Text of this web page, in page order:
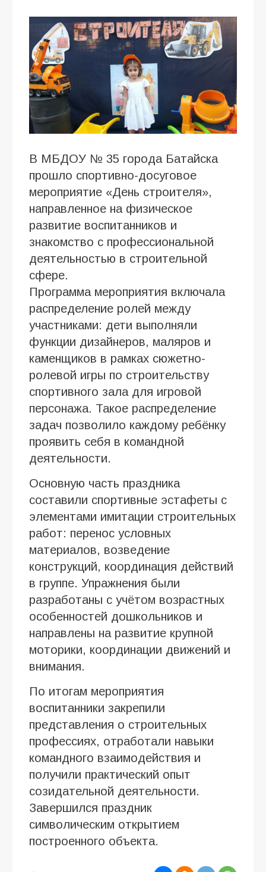
В МБДОУ № 35 города Батайска
прошло спортивно-досуговое
мероприятие «День строителя»,
направленное на физическое
развитие воспитанников и
знакомство с профессиональной
деятельностью в строительной
сфере.
Программа мероприятия включала
распределение ролей между
участниками: дети выполняли
функции дизайнеров, маляров и
каменщиков в рамках сюжетно-
ролевой игры по строительству
спортивного зала для игровой
персонажа. Такое распределение
задач позволило каждому ребёнку
проявить себя в командной
деятельности.
Основную часть праздника
составили спортивные эстафеты с
элементами имитации строительных
работ: перенос условных
материалов, возведение
конструкций, координация действий
в группе. Упражнения были
разработаны с учётом возрастных
особенностей дошкольников и
направлены на развитие крупной
моторики, координации движений и
внимания.
По итогам мероприятия
воспитанники закрепили
представления о строительных
профессиях, отработали навыки
командного взаимодействия и
получили практический опыт
созидательной деятельности.
Завершился праздник
символическим открытием
построенного объекта.